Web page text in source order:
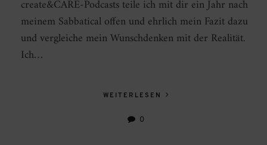
create&CARE-Podcasts teile ich mit dir ein Jahr nach
meinem Sabbatical offen und ehrlich mein Fazit dazu
und vergleiche mein Wunschdenken mit der Realität.
Ich…
WEITERLESEN
0